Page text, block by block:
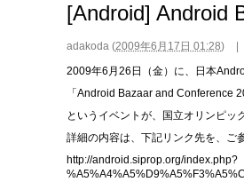
[Android] Android
adakoda (2009年6月17日 01:28)
2009年6月26日（金）に、日本
「Android Bazaar and Conference
というイベントが、国立オリンピッ
詳細の内容は、下記リンク先を、ご
http://android.siprop.org/index.php?